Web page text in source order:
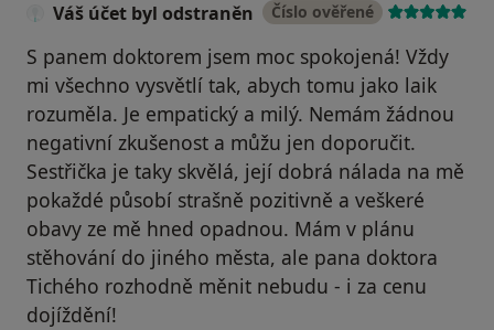
Váš účet byl odstraněn Číslo ověřené
S panem doktorem jsem moc spokojená! Vždy
mi všechno vysvětlí tak, abych tomu jako laik
rozuměla. Je empatický a milý. Nemám žádnou
negativní zkušenost a můžu jen doporučit.
Sestřička je taky skvělá, její dobrá nálada na mě
pokaždé působí strašně pozitivně a veškeré
obavy ze mě hned opadnou. Mám v plánu
stěhování do jiného města, ale pana doktora
Tichého rozhodně měnit nebudu - i za cenu
dojíždění!